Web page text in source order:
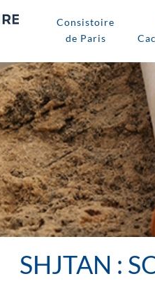
Consistoire
de Paris
SHJTAN :